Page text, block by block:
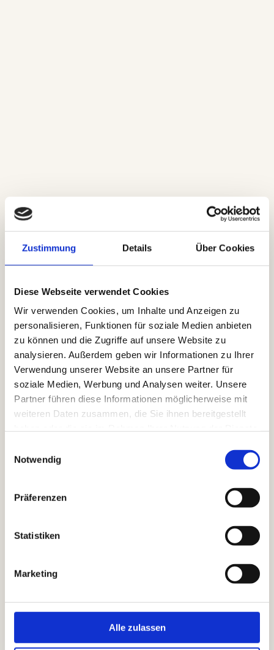
Zustimmung Details Über Cookies
Diese Webseite verwendet Cookies
Wir verwenden Cookies, um Inhalte und Anzeigen zu
personalisieren, Funktionen für soziale Medien anbieten
zu können und die Zugriffe auf unsere Website zu
analysieren. Außerdem geben wir Informationen zu Ihrer
Verwendung unserer Website an unsere Partner für
soziale Medien, Werbung und Analysen weiter. Unsere
Partner führen diese Informationen möglicherweise mit
weiteren Daten zusammen, die Sie ihnen bereitgestellt
Notwendig
Präferenzen
Statistiken
Marketing
Alle zulassen